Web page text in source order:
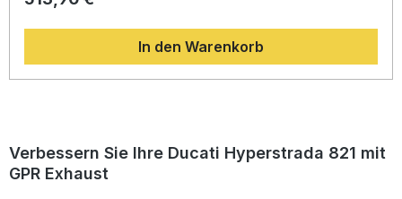
und sorgt für ein sportlich-dynamisches Fahrerlebnis. Durch
das geringe Gewicht trägt der Auspuff zu einer
verbesserten Balance und Agilität des Motorrads bei. Dank
Plug-and-Play-Design lässt sich die Anlage problemlos
nutzbar. Der herausnehmbare Db-Killer ermöglicht eine
individuelle Anpassung des Klangbilds. Hergestellt in Italien
– höchste Qualitätsstandards dank DIN-zertifizierter
In den Warenkorb
Verbessern Sie Ihre Ducati Hyperstrada 821 mit
GPR Exhaust